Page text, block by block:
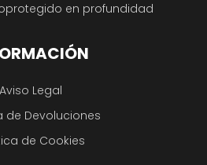
en profundidad
Aviso Legal
de Devoluciones
de Cookies